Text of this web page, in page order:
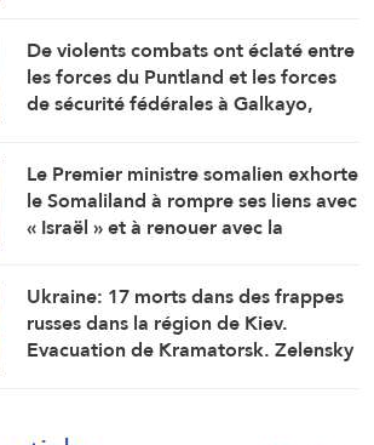
Cameroun
De violents combats ont éclaté entre
les forces du Puntland et les forces
de sécurité fédérales à Galkayo,
Le Premier ministre somalien exhorte
le Somaliland à rompre ses liens avec
« Israël » et à renouer avec la
Ukraine: 17 morts dans des frappes
russes dans la région de Kiev.
Evacuation de Kramatorsk. Zelensky